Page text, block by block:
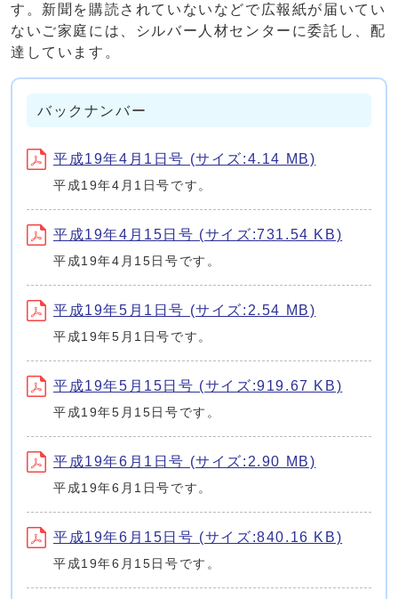
す。新聞を購読されていないなどで広報紙が届いてい
ないご家庭には、シルバー人材センターに委託し、配
達しています。
バックナンバー
平成19年4月1日号 (サイズ:4.14 MB)
平成19年4月1日号です。
平成19年4月15日号 (サイズ:731.54 KB)
平成19年4月15日号です。
平成19年5月1日号 (サイズ:2.54 MB)
平成19年5月1日号です。
平成19年5月15日号 (サイズ:919.67 KB)
平成19年5月15日号です。
平成19年6月1日号 (サイズ:2.90 MB)
平成19年6月1日号です。
平成19年6月15日号 (サイズ:840.16 KB)
平成19年6月15日号です。